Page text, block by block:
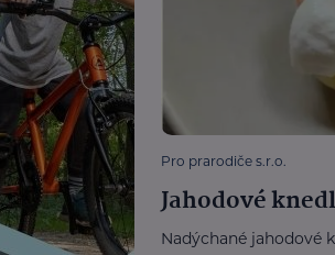
Pro prarodiče s.r.o.
Jahodové
Nadýchané jahodové